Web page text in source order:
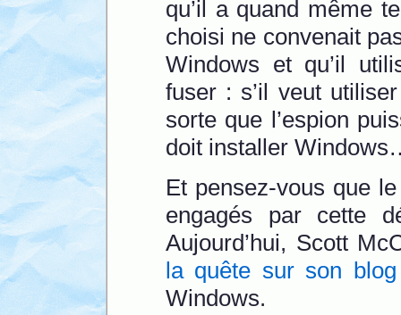
qu’il a quand même
choisi ne convenait
Windows et qu’il
fuser : s’il veut
sorte que l’espion
doit installer
Et pensez-vous que
engagés par cette
Aujourd’hui, Scott
la quête sur son blog
Windows.